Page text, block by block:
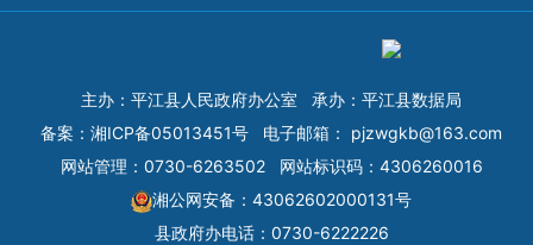
主办：平江县人民政府办公室
承办：平江县数据局
备案： 湘ICP备05013451号 电子邮箱： pjzwgkb@163.com
网站管理：0730-6263502
网站标识码：4306260016
湘公网安备：43062602000131号
县政府办电话：0730-6222226